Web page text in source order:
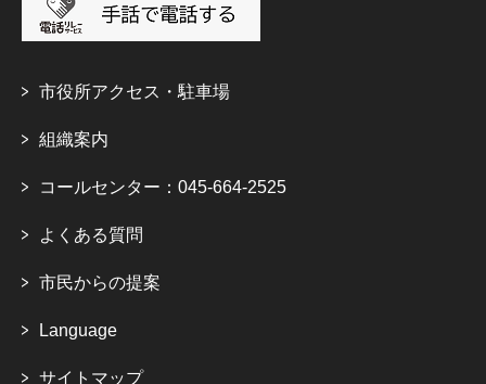
市役所アクセス・駐車場
組織案内
コールセンター：045-664-2525
よくある質問
市民からの提案
Language
サイトマップ